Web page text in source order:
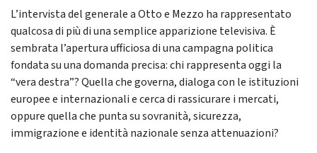
L’intervista del generale a Otto e Mezzo ha rappresentato
qualcosa di più di una semplice apparizione televisiva. È
sembrata l’apertura ufficiosa di una campagna politica
fondata su una domanda precisa: chi rappresenta oggi la
“vera destra”? Quella che governa, dialoga con le istituzioni
europee e internazionali e cerca di rassicurare i mercati,
oppure quella che punta su sovranità, sicurezza,
immigrazione e identità nazionale senza attenuazioni?